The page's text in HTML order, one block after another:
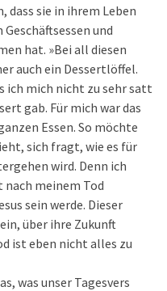
dass sie in ihrem Leben
und
hat. »Bei all diesen
auch ein Dessertlöffel.
ich mich nicht zu sehr satt
gab. Für mich war das
Essen. So möchte
sich fragt, wie es für
wird. Denn ich
nach meinem Tod
sein werde. Dieser
über ihre Zukunft
ist eben nicht alles zu
was unser Tagesvers